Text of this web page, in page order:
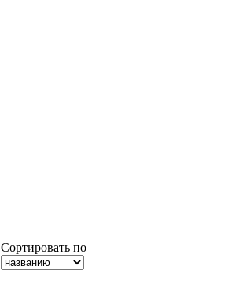
Сортировать по